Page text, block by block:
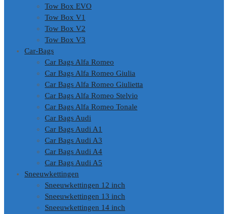
Tow Box EVO
Tow Box V1
Tow Box V2
Tow Box V3
Car-Bags
Car Bags Alfa Romeo
Car Bags Alfa Romeo Giulia
Car Bags Alfa Romeo Giulietta
Car Bags Alfa Romeo Stelvio
Car Bags Alfa Romeo Tonale
Car Bags Audi
Car Bags Audi A1
Car Bags Audi A3
Car Bags Audi A4
Car Bags Audi A5
Sneeuwkettingen
Sneeuwkettingen 12 inch
Sneeuwkettingen 13 inch
Sneeuwkettingen 14 inch